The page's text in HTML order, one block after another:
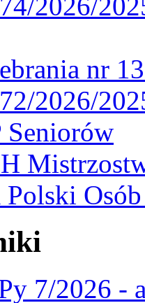
nr
2026/
7/2026 -